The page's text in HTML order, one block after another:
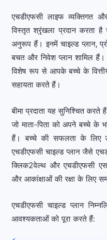
एचडीएफसी लाइफ व्यक्तिगत
विस्तृत श्रृंखला प्रदान करता है
अनुरूप हैं। इनमें चाइल्ड प्लान,
बचत और निवेश प्लान शामिल
विशेष रूप से आपके बच्चे के
सहायता करते हैं।
बीमा प्रदाता यह सुनिश्चित करते
जो माता-पिता को अपने बच्चे के
हैं। बच्चे की सफलता के लिए
एचडीएफसी चाइल्ड प्लान जैसे
क्लिक2वेल्थ और एचडीएफसी
और आकांक्षाओं की रक्षा के लिए
एचडीएफसी चाइल्ड प्लान
आवश्यकताओं को पूरा करते हैं: